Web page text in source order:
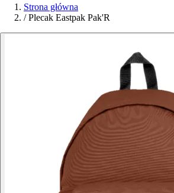
Strona główna
/ Plecak Eastpak Pak'R